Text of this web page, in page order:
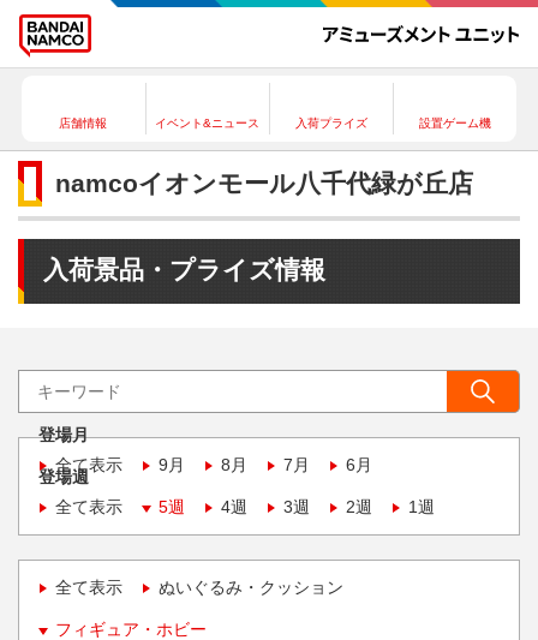
店舗情報 イベント&ニュース 入荷プライズ 設置ゲーム機
namcoイオンモール八千代緑が丘店
入荷景品・プライズ情報
登場月
全て表示
9月 8月 7月 6月
登場週
全て表示
5週 4週 3週 2週 1週
全て表示 ぬいぐるみ・クッション
フィギュア・ホビー